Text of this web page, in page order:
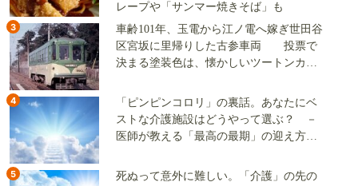
レープや「サンマー焼きそば」も
3
車齢101年、玉電から江ノ電へ嫁ぎ世田谷
区宮坂に里帰りした古参車両 投票で
決まる塗装色は、懐かしいツートンカラ
4
「ピンピンコロリ」の裏話。あなたにベ
ストな介護施設はどうやって選ぶ？ －
医師が教える「最高の最期」の迎え方
5
死ぬって意外に難しい。「介護」の先の